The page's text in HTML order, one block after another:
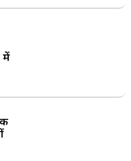
में